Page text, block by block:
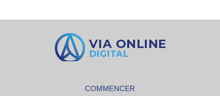
COMMENCER